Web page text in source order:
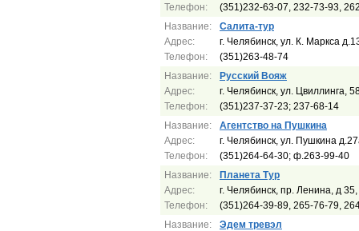
Телефон:
(351)232-63-07, 232-73-93,
Название:
Адрес:
Телефон:
Салита-тур
г. Челябинск, ул. К. Маркса
(351)263-48-74
Название:
Адрес:
Телефон:
Русский Вояж
г. Челябинск, ул. Цвиллинга,
(351)237-37-23; 237-68-14
Название:
Адрес:
Телефон:
Агентство на Пушкина
г. Челябинск, ул. Пушкина
(351)264-64-30; ф.263-99-40
Название:
Адрес:
Телефон:
Планета Тур
г. Челябинск, пр. Ленина, д
(351)264-39-89, 265-76-79,
Название:
Эдем тревэл